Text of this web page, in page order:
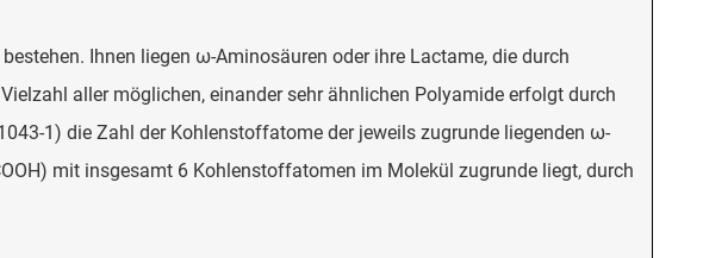
Ihnen liegen ω-Aminosäuren oder ihre Lactame, die durch
aller möglichen, einander sehr ähnlichen Polyamide erfolgt durch
1) die Zahl der Kohlenstoffatome der jeweils zugrunde liegenden ω-
mit insgesamt 6 Kohlenstoffatomen im Molekül zugrunde liegt, durch